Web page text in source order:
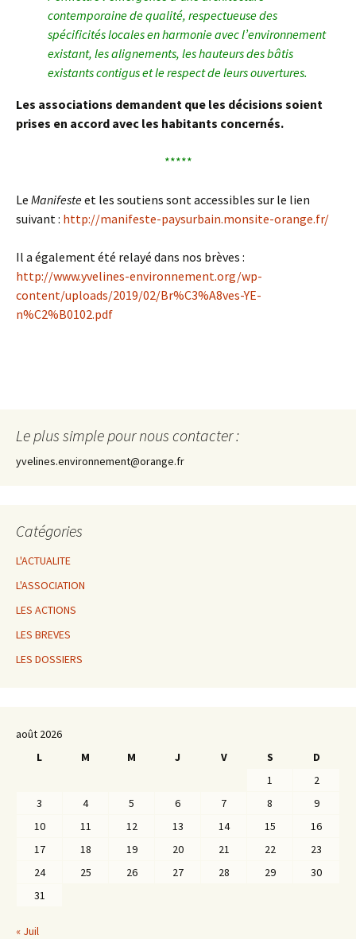
contemporaine de qualité, respectueuse des
spécificitéslocales en harmonie avec l’environnement
existant, les alignements, les hauteurs des bâtis
existantscontigus et le respect de leurs ouvertures.
Les associations demandent que les décisions soient
prises en accord avec les habitants concernés.
*****
Le Manifesteet les soutiens sont accessibles sur le lien
suivant : http://manifeste-paysurbain.monsite-orange.fr/
Il a également été relayé dans nos brèves :
http://www.yvelines-environnement.org/wp-
content/uploads/2019/02/Br%C3%A8ves-YE-
n%C2%B0102.pdf
Le plus simple pour nous contacter :
yvelines.environnement@orange.fr
Catégories
L'ACTUALITE
L'ASSOCIATION
LES ACTIONS
LES BREVES
LES DOSSIERS
août 2026
L
M M J V S
D
1
2
3
4 5 6 7 8
9
10
11 12 13 14 15
16
17
18 19 20 21 22
23
24
25 26 27 28 29
30
31
« Juil